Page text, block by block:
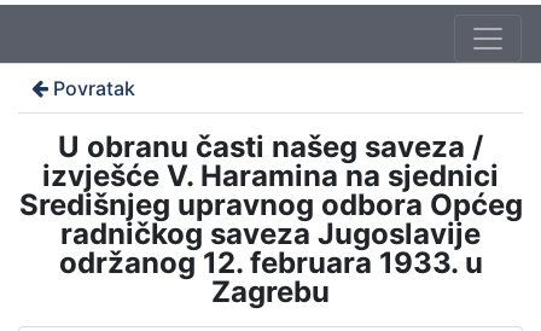
Povratak
U obranu časti našeg saveza /
izvješće V. Haramina na sjednici
Središnjeg upravnog odbora Općeg
radničkog saveza Jugoslavije
održanog 12. februara 1933. u
Zagrebu